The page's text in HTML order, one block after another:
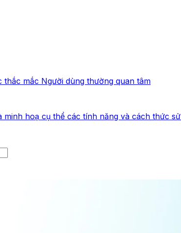
thắc mắc Người dùng thường quan tâm
minh hoạ cụ thể các tính năng và cách thức